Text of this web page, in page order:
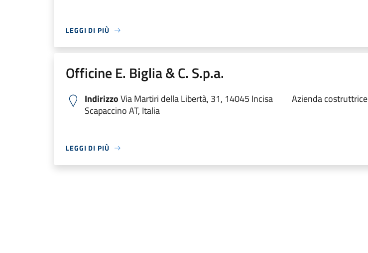
LEGGI DI PIÙ
Officine E. Biglia & C. S.p.a.
IndirizzoVia Martiri della Libertà, 31, 14045 Incisa
Scapaccino AT, Italia
Azienda
LEGGI DI PIÙ